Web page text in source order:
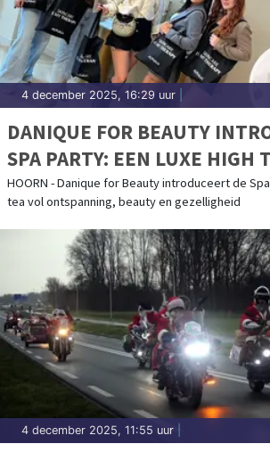
4 december 2025, 16:29 uur
DANIQUE FOR BEAUTY
SPA PARTY: EEN LUXE HIGH
ONTSPANNING, BEAUTY EN
GEZELLIGHEID
HOORN - Danique for Beauty introduceert de
tea vol ontspanning, beauty en gezelligheid
4 december 2025, 11:55 uur